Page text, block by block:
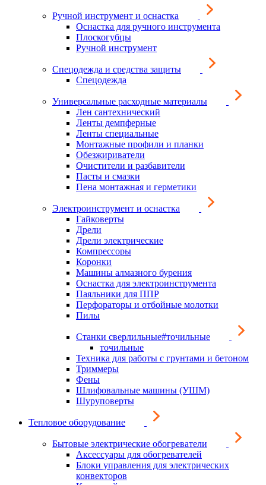
Ручной инструмент и оснастка
Оснастка для ручного инструмента
Плоскогубцы
Ручной инструмент
Спецодежда и средства защиты
Спецодежда
Универсальные расходные материалы
Лен сантехнический
Ленты демпферные
Ленты специальные
Монтажные профили и планки
Обезжириватели
Очистители и разбавители
Пасты и смазки
Пена монтажная и герметики
Электроинструмент и оснастка
Гайковерты
Дрели
Дрели электрические
Компрессоры
Коронки
Машины алмазного бурения
Оснастка для электроинструмента
Паяльники для ППР
Перфораторы и отбойные молотки
Пилы
Станки сверлильные#точильные
точильные
Техника для работы с грунтами и бетоном
Триммеры
Фены
Шлифовальные машины (УШМ)
Шуруповерты
Тепловое оборудование
Бытовые электрические обогреватели
Аксессуары для обогревателей
Блоки управления для электрических
конвекторов